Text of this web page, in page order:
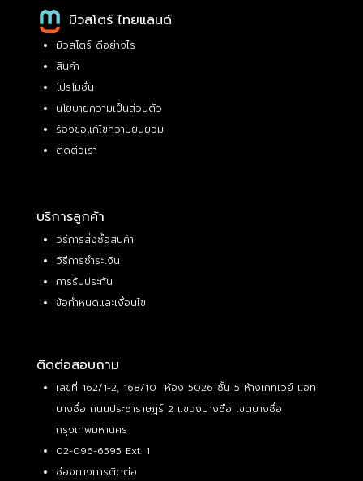
มิวสโตร์ ไทยแลนด์
มิวสโตร์ ดีอย่างไร
สินค้า
โปรโมชั่น
นโยบายความเป็นส่วนตัว
ร้องขอแก้ไขความยินยอม
ติดต่อเรา
บริการลูกค้า
วิธีการสั่งซื้อสินค้า
วิธีการชำระเงิน
การรับประกัน
ข้อกำหนดและเงื่อนไข
ติดต่อสอบถาม
เลขที่ 162/1-2, 168/10 ห้อง 5026 ชั้น 5 ห้างเกทเวย์ แอท
บางซื่อ ถนนประชาราษฎร์ 2 แขวงบางซื่อ เขตบางซื่อ
กรุงเทพมหานคร
02-096-6595 Ext. 1
ช่องทางการติดต่อ